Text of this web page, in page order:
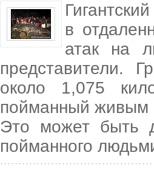
в
атак на
представители.
около 1,075
пойманный живым
Это может быть
пойманного